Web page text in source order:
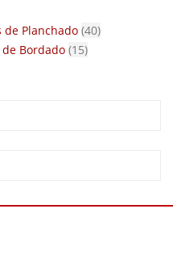
de Planchado (40)
Bordado (15)